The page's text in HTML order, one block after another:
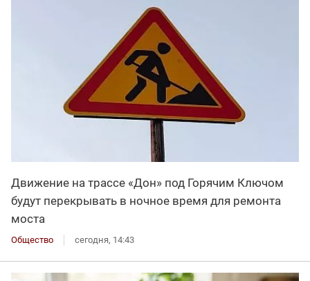
Движение на трассе «Дон» под Горячим Ключом
будут перекрывать в ночное время для ремонта
моста
Общество сегодня, 14:43